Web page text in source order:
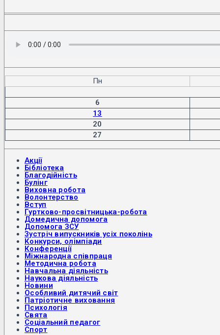
Пн
6
13
20
27
Акції
Бібліотека
Благодійність
Булінг
Виховна робота
Волонтерство
Вступ
Гуртково-просвітницька-робота
Домедична допомога
Допомога ЗСУ
Зустріч випускників усіх поколінь
Конкурси, олімпіади
Конференції
Міжнародна співпраця
Методична робота
Навчальна діяльність
Наукова діяльність
Новини
Особливий дитячий світ
Патріотичне виховання
Психологія
Свята
Соціальний педагог
Спорт